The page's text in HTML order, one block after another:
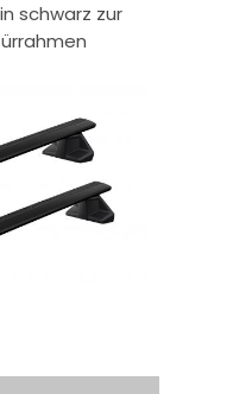
schwarz zur